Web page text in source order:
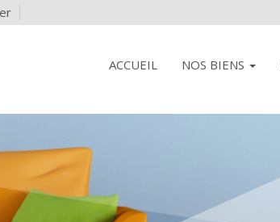
ACCUEIL NOS BIENS